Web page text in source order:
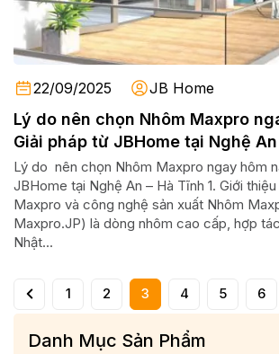
22/09/2025 JB Home
Lý do nên chọn Nhôm Maxpro ngay hôm nay +
Giải pháp từ JBHome tại Nghệ
Lý do nên chọn Nhôm Maxpro ngay hôm
JBHome tại Nghệ An – Hà Tĩnh 1. Giới
Maxpro và công nghệ sản xuất Nhôm
Maxpro.JP) là dòng nhôm cao cấp, hợp
Nhật...
1 2 3 4 5 6
Danh Mục Sản Phẩm